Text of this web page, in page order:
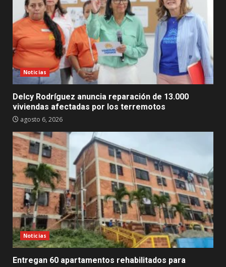
Noticias
Delcy Rodríguez anuncia reparación de 13.000
viviendas afectadas por los terremotos
agosto 6, 2026
Noticias
Entregan 60 apartamentos rehabilitados para